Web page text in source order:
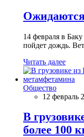
14 февраля в
пойдет дождь.
Читать далее
Общество
12 февраль
В
более 100